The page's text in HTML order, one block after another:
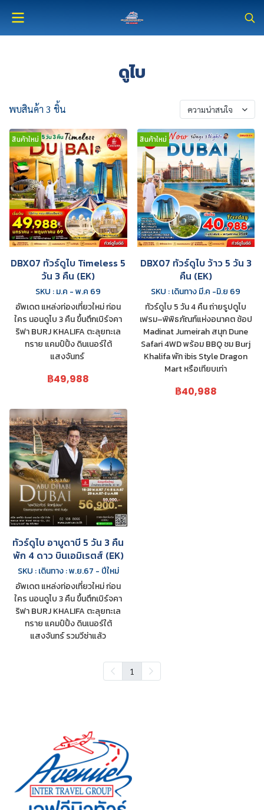
ดูไบ
พบสินค้า 3 ชิ้น ความน่าสนใจ
สินค้าใหม่
DBX07 ทัวร์ดูไบ Timeless 5
วัน 3 คืน (EK)
SKU : ม.ค - พ.ค 69
อัพเดต แหล่งท่องเที่ยวใหม่ ก่อน
ใคร นอนดูไบ 3 คืน ขึ้นตึกเบิร์จคา
ริฟา BURJ KHALIFA ตะลุยทะเล
ทราย แคมป์ปิ้ง ดินเนอร์ใต้
แสงจันทร์
฿49,988
สินค้าใหม่
DBX07 ทัวร์ดูไบ ว้าว 5 วัน 3
คืน (EK)
SKU : เดินทาง มี.ค -มิ.ย 69
ทัวร์ดูไบ 5 วัน 4 คืน ถ่ายรูปดูไบ
เฟรม–พิพิธภัณฑ์แห่งอนาคต ช้อป
Madinat Jumeirah สนุก Dune
Safari 4WD พร้อม BBQ ชม Burj
Khalifa พัก ibis Style Dragon
Mart หรือเทียบเท่า
฿40,988
ทัวร์ดูไบ อาบูดาบี 5 วัน 3 คืน
พัก 4 ดาว บินเอมิเรตส์ (EK)
SKU : เดินทาง : พ.ย.67 - ปีใหม่
อัพเดต แหล่งท่องเที่ยวใหม่ ก่อน
ใคร นอนดูไบ 3 คืน ขึ้นตึกเบิร์จคา
ริฟา BURJ KHALIFA ตะลุยทะเล
ทราย แคมป์ปิ้ง ดินเนอร์ใต้
แสงจันทร์ รวมวีซ่าแล้ว
1